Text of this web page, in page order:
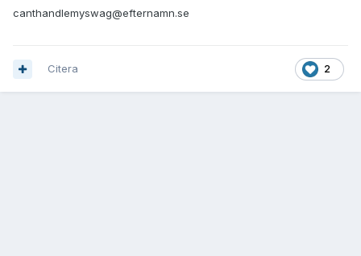
canthandlemyswag@efternamn.se
2
Citera